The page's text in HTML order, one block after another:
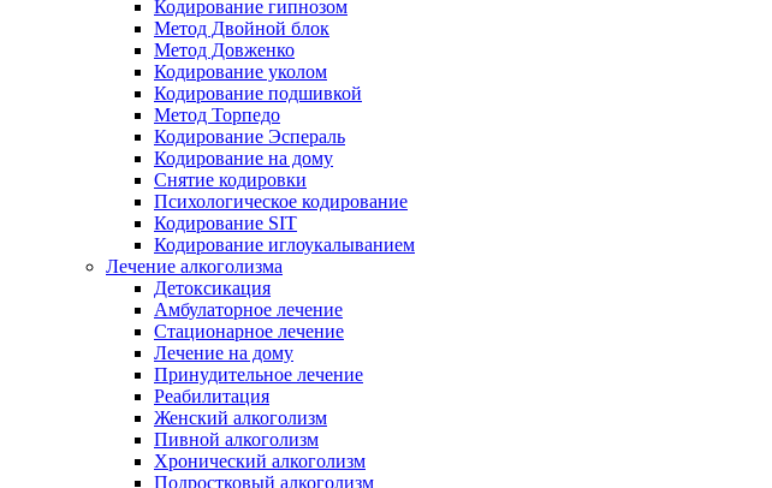
Кодирование гипнозом
Метод Двойной блок
Метод Довженко
Кодирование уколом
Кодирование подшивкой
Метод Торпедо
Кодирование Эспераль
Кодирование на дому
Снятие кодировки
Психологическое кодирование
Кодирование SIT
Кодирование иглоукалыванием
Лечение алкоголизма
Детоксикация
Амбулаторное лечение
Стационарное лечение
Лечение на дому
Принудительное лечение
Реабилитация
Женский алкоголизм
Пивной алкоголизм
Хронический алкоголизм
Подростковый алкоголизм